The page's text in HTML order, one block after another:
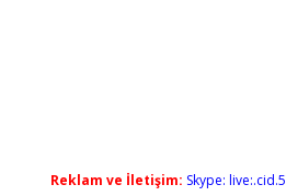
Reklam ve İletişim: Skype: